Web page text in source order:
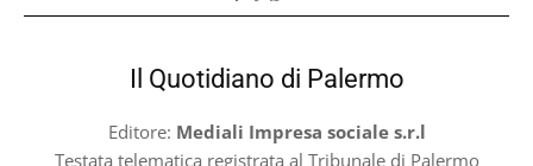
Il Quotidiano di Palermo
Editore: Mediali Impresa sociale s.r.l
Testata telematica registrata al Tribunale di Palermo